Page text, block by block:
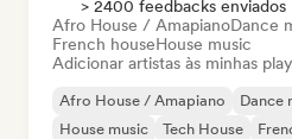
> 2400 feedbacks enviados
Afro House / AmapianoDance
French houseHouse music
Adicionar artistas às minhas
Afro House / Amapiano Dance
House music
Tech House